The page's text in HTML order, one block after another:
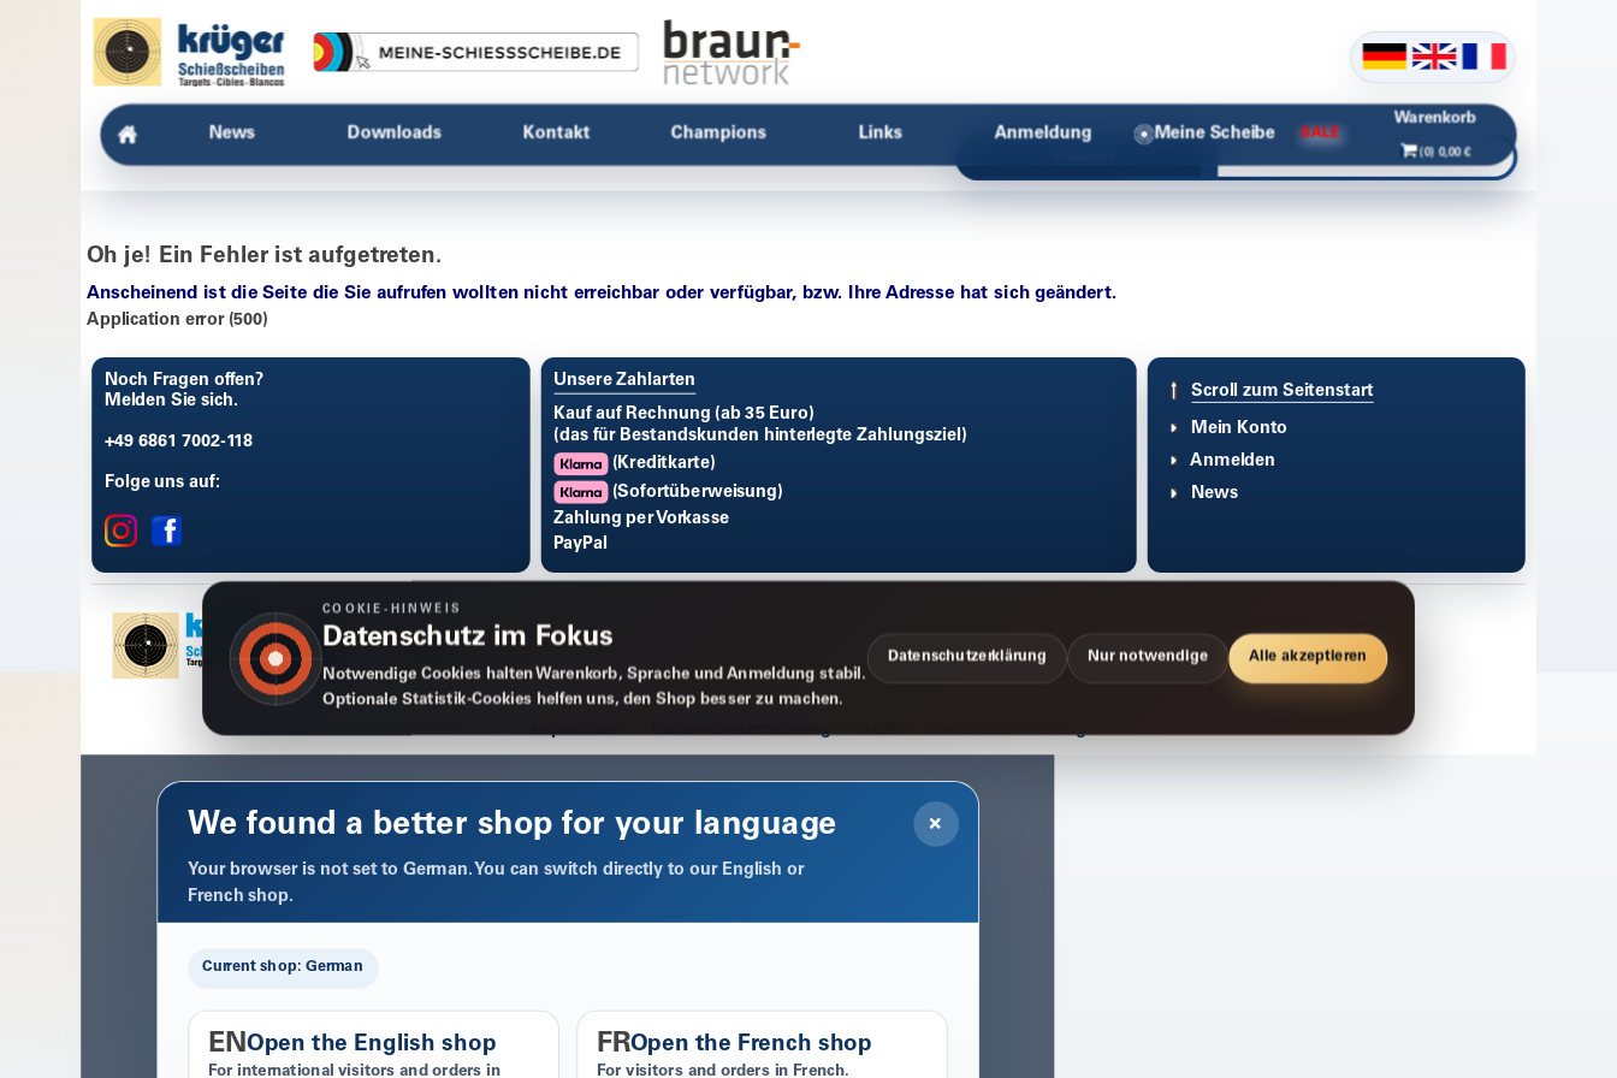
News Downloads Kontakt Champions Links Anmeldung Meine Scheibe SALE
Warenkorb
(0) 0,00 €
Oh je! Ein Fehler ist aufgetreten.
Anscheinend ist die Seite die Sie aufrufen wollten nicht erreichbar oder verfügbar, bzw. Ihre Adresse hat sich geändert.
Application error (500)
Noch Fragen offen?
Melden Sie sich.
+49 6861 7002-118
Folge uns auf:
Unsere Zahlarten
Kauf auf Rechnung (ab 35 Euro)
(das für Bestandskunden hinterlegte Zahlungsziel)
(Kreditkarte)
(Sofortüberweisung)
Zahlung per Vorkasse
PayPal
Scroll zum Seitenstart
Mein Konto
Anmelden
News
Impressum Datenschutzerklärung AGB Widerrufsbelehrung
×
We found a better shop for your language
Your browser is not set to German. You can switch directly to our English or
French shop.
Current shop: German
ENOpen the English shop
For international visitors and orders in
FROpen the French shop
For visitors and orders in French.
COOKIE-HINWEIS
Datenschutz im Fokus
Notwendige Cookies halten Warenkorb, Sprache und Anmeldung stabil.
Optionale Statistik-Cookies helfen uns, den Shop besser zu machen.
Datenschutzerklärung Nur notwendige Alle akzeptieren